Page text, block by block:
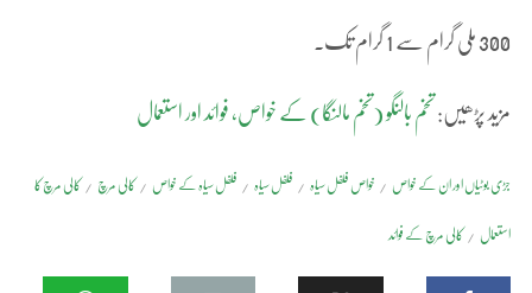
300 ملی گرام سے 1 گرام تک۔
مزید پڑھیں: تخم بالنگو (تخم مالنگا) کے خواص، فوائد اور استعمال
جڑی بوٹیاں اور ان کے خواص خواص فلفل سیاہ فلفل سیاہ فلفل سیاہ کے خواص کالی مرچ کالی مرچ کا
استعمال کالی مرچ کے فوائد